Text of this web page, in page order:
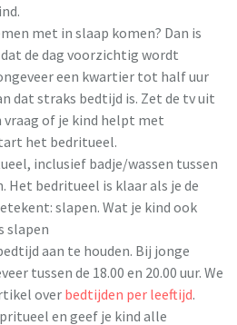
met in slaap komen? Dan is
de dag voorzichtig wordt
een kwartier tot half uur
dat straks bedtijd is. Zet de tv uit
of je kind helpt met
het bedritueel.
inclusief badje/wassen tussen
Het bedritueel is klaar als je de
slapen. Wat je kind ook
slapen
aan te houden. Bij jonge
tussen de 18.00 en 20.00 uur. We
over bedtijden per leeftijd.
en geef je kind alle